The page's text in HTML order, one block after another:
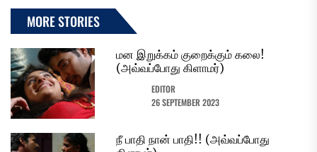
MORE STORIES
மன இறுக்கம் குறைக்கும் கலை!
(அவ்வப்போது கிளாமர்)
EDITOR
26 SEPTEMBER 2023
நீ பாதி நான் பாதி!! (அவ்வப்போது